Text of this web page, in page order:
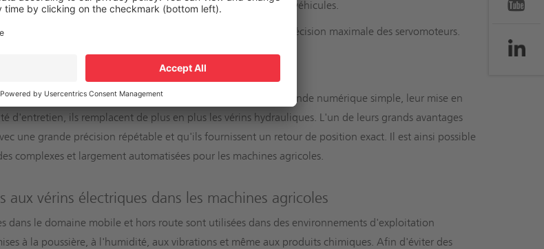
Et ce, malgré la complexité croissante des fonctions des véhicules.
électroniques vont de plus en plus de soi, tout comme la précision maximale des servomoteurs.
électriques sont-ils importants ?
à répondre à ces exigences croissantes. Grâce à leur commande numérique simple, leur mise en
d'entretien, ils remplacent de plus en plus les vérins hydrauliques. L'un de leurs grands avantages
une grande précision répétable et qu'ils fournissent un retour de position exact. Il est ainsi possible
complexes et largement automatisées pour les machines agricoles.
aux vérins électriques dans les machines agricoles
dans le domaine mobile et hors route sont utilisées dans des environnements d'exploitation
à la poussière, à l'humidité, aux vibrations et même aux produits chimiques. Afin d'éviter des